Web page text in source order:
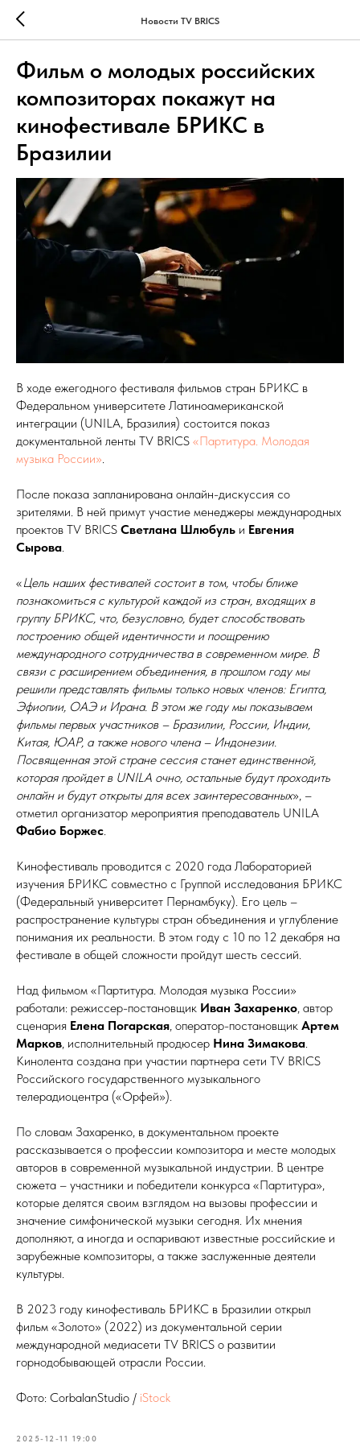
Новости TV BRICS
Фильм о молодых российских
композиторах покажут на
кинофестивале БРИКС в
Бразилии
В ходе ежегодного фестиваля фильмов стран БРИКС в
Федеральном университете Латиноамериканской
интеграции (UNILA, Бразилия) состоится показ
документальной ленты TV BRICS «Партитура. Молодая
музыка России»
После показа запланирована онлайн-дискуссия со
зрителями. В ней примут участие менеджеры международных
проектов TV BRICS Светлана Шлюбуль и Евгения
Сырова
«Цель наших фестивалей состоит в том, чтобы ближе
познакомиться с культурой каждой из стран, входящих в
группу БРИКС, что, безусловно, будет способствовать
построению общей идентичности и поощрению
международного сотрудничества в современном мире. В
связи с расширением объединения, в прошлом году мы
решили представлять фильмы только новых членов: Египта,
Эфиопии, ОАЭ и Ирана. В этом же году мы показываем
фильмы первых участников – Бразилии, России, Индии,
Китая, ЮАР, а также нового члена – Индонезии.
Посвященная этой стране сессия станет единственной,
которая пройдет в UNILA очно, остальные будут проходить
онлайн и будут открыты для всех заинтересованных», –
отметил организатор мероприятия преподаватель UNILA
Фабио Боржес
Кинофестиваль проводится с 2020 года Лабораторией
изучения БРИКС совместно с Группой исследования БРИКС
(Федеральный университет Пернамбуку). Его цель –
распространение культуры стран объединения и углубление
понимания их реальности. В этом году с 10 по 12 декабря на
фестивале в общей сложности пройдут шесть сессий.
Над фильмом «Партитура. Молодая музыка России»
работали: режиссер-постановщик Иван Захаренко , автор
сценария Елена Погарская , оператор-постановщик Артем
Марков , исполнительный продюсер Нина Зимакова
Кинолента создана при участии партнера сети TV BRICS
Российского государственного музыкального
телерадиоцентра («Орфей»).
По словам Захаренко, в документальном проекте
рассказывается о профессии композитора и месте молодых
авторов в современной музыкальной индустрии. В центре
сюжета – участники и победители конкурса «Партитура»,
которые делятся своим взглядом на вызовы профессии и
значение симфонической музыки сегодня. Их мнения
дополняют, а иногда и оспаривают известные российские и
зарубежные композиторы, а также заслуженные деятели
культуры.
В 2023 году кинофестиваль БРИКС в Бразилии открыл
фильм «Золото» (2022) из документальной серии
международной медиасети TV BRICS о развитии
горнодобывающей отрасли России.
Фото: CorbalanStudio / iStock
2025-12-11 19:00